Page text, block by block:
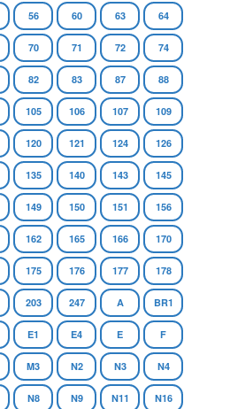
56 60 63 64
70 71 72 74
82 83 87 88
105 106 107 109
120 121 124 126
135 140 143 145
149 150 151 156
162 165 166 170
175 176 177 178
203 247 A BR1
E1 E4 E F
M3 N2 N3 N4
N8 N9 N11 N16